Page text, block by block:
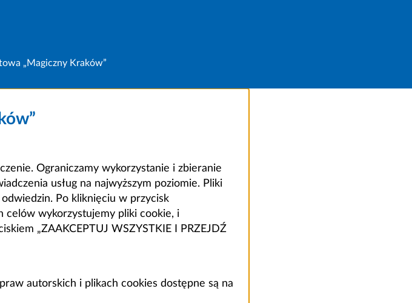
„Magiczny Kraków”
Ograniczamy wykorzystanie i zbieranie
usług na najwyższym poziomie. Pliki
Po kliknięciu w przycisk
celów wykorzystujemy pliki cookie, i
„ZAAKCEPTUJ WSZYSTKIE I PRZEJDŹ
autorskich i plikach cookies dostępne są na